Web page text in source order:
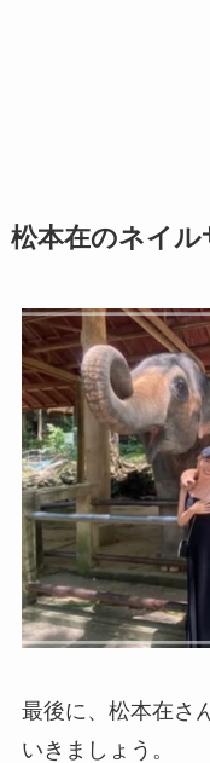
松本在のネイル
最後に、松本在さ
いきましょう。